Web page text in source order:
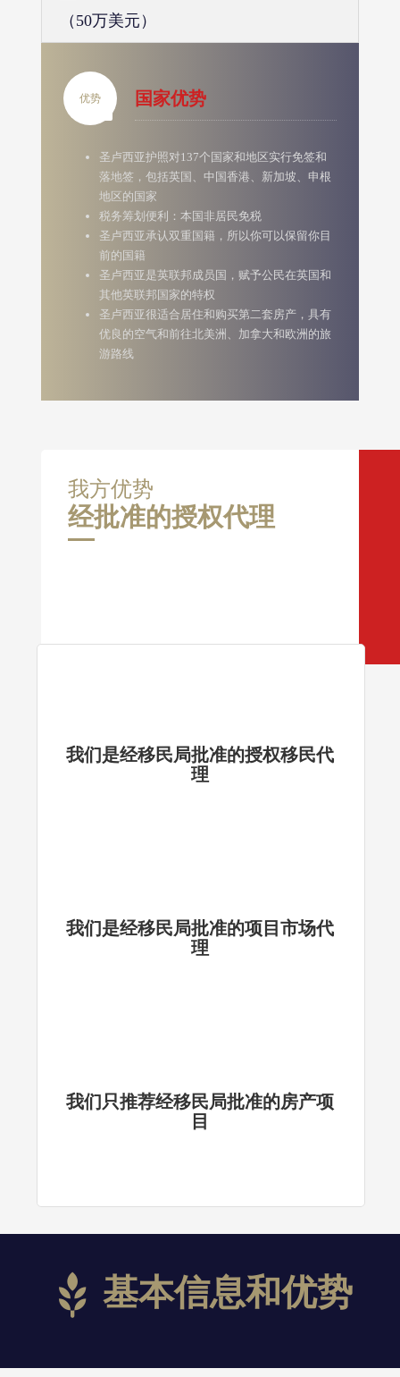
（50万美元）
优势 国家优势
圣卢西亚护照对137个国家和地区实行免签和
落地签，包括英国、中国香港、新加坡、申根
地区的国家
税务筹划便利：本国非居民免税
圣卢西亚承认双重国籍，所以你可以保留你目
前的国籍
圣卢西亚是英联邦成员国，赋予公民在英国和
其他英联邦国家的特权
圣卢西亚很适合居住和购买第二套房产，具有
优良的空气和前往北美洲、加拿大和欧洲的旅
游路线
我方优势
经批准的授权代理
我们是经移民局批准的授权移民代
理
我们是经移民局批准的项目市场代
理
我们只推荐经移民局批准的房产项
目
基本信息和优势